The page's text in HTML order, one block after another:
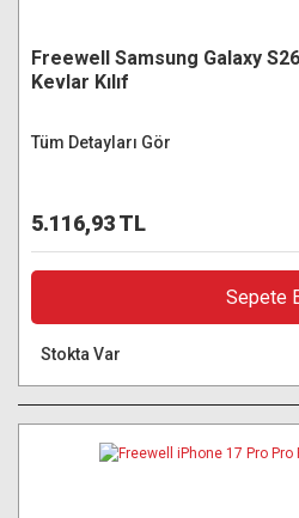
Freewell Samsung Galaxy
Kevlar Kılıf
Tüm Detayları Gör
5.116,93 TL
Sepete
Stokta Var